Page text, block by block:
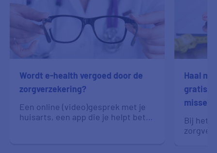
Wordt e-health vergoed door de
zorgverzekering?
Een online (video)gesprek met je
huisarts, een app die je helpt beter
Haal
gratis
missen
Bij het